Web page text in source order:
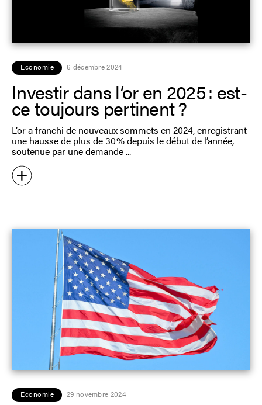
Economie 6 décembre 2024
Investir dans l’or en 2025 : est-
ce toujours pertinent ?
L’or a franchi de nouveaux sommets en 2024, enregistrant
une hausse de plus de 30 % depuis le début de l’année,
soutenue par une demande
Economie 29 novembre 2024